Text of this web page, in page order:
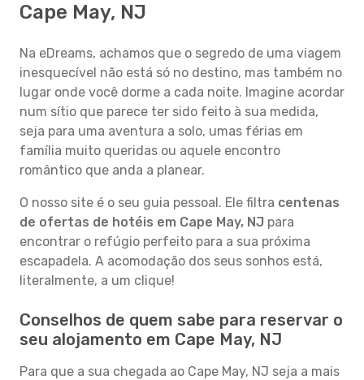
Cape May, NJ
Na eDreams, achamos que o segredo de uma viagem
inesquecível não está só no destino, mas também no
lugar onde você dorme a cada noite. Imagine acordar
num sítio que parece ter sido feito à sua medida,
seja para uma aventura a solo, umas férias em
família muito queridas ou aquele encontro
romântico que anda a planear.
O nosso site é o seu guia pessoal. Ele filtra centenas
de ofertas de hotéis em Cape May, NJ para
encontrar o refúgio perfeito para a sua próxima
escapadela. A acomodação dos seus sonhos está,
literalmente, a um clique!
Conselhos de quem sabe para reservar o
seu alojamento em Cape May, NJ
Para que a sua chegada ao Cape May, NJ seja a mais